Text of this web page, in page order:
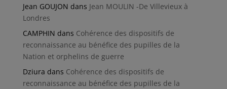
Jean GOUJON dans Jean MOULIN -De Villevieux à
Londres
CAMPHIN dans Cohérence des dispositifs de
reconnaissance au bénéfice des pupilles de la
Nation et orphelins de guerre
Dziura dans Cohérence des dispositifs de
reconnaissance au bénéfice des pupilles de la